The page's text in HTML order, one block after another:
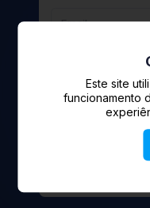
Este site
funcionamento